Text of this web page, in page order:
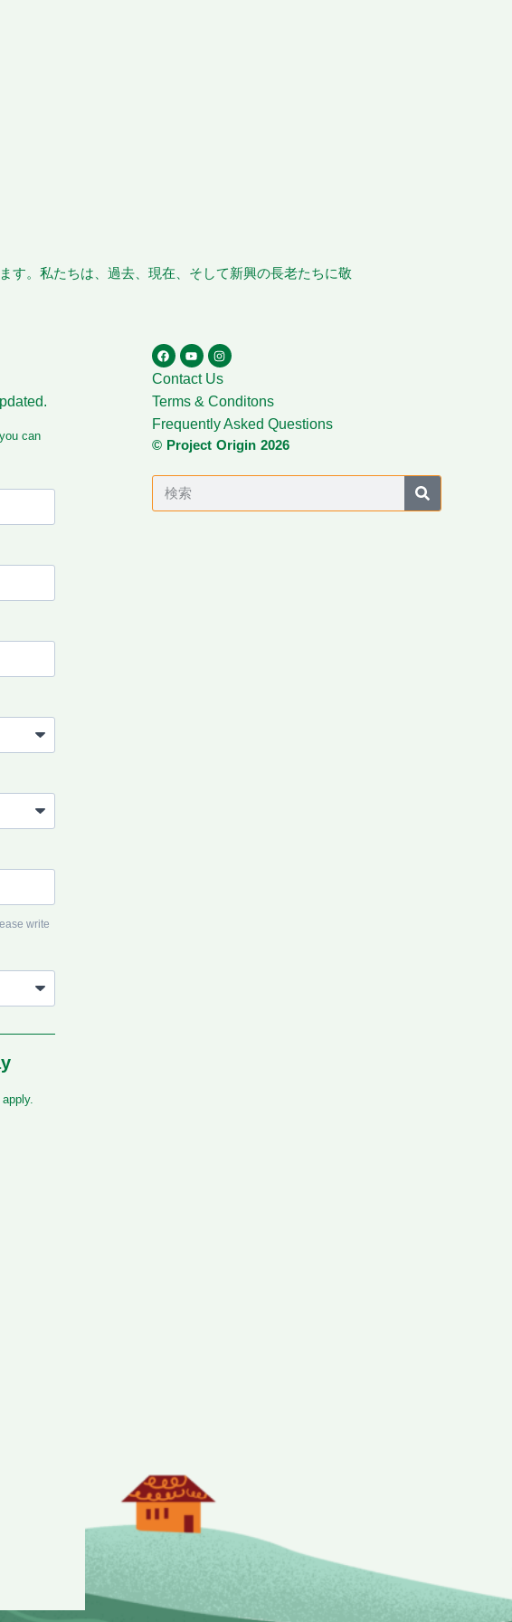
す。私たちは、過去、現在、そして新興の長老たちに敬
Contact Us
Terms & Conditons
Frequently Asked Questions
© Project Origin 2026